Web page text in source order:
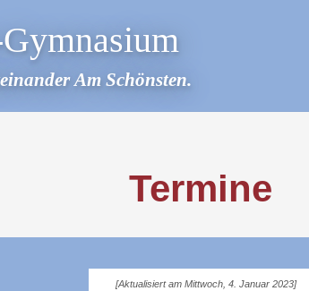
Am Schönsten.
Termine
[Aktualisiert am Mittwoch, 4. Januar 2023]